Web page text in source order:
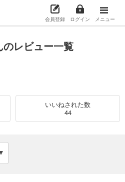
会員登録 ログイン メニュー
レビュー一覧
いいねされた数
44